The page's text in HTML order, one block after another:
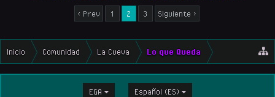
< Prev
1 2 3 Siguiente >
Inicio Comunidad La Cueva Lo que Queda
EGA Español (ES)